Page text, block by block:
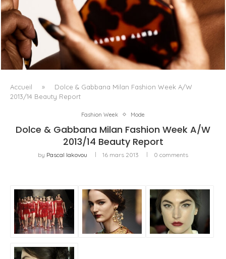
FENTY BEAUTY EXPLORE LA TEXTURE COMME LANGAGE
AVEC LE SUN STALK’R SOUFFLÉ...
Accueil »
Dolce & Gabbana Milan Fashion Week A/W
2013/14 Beauty Report
Fashion Week Mode
Dolce & Gabbana Milan Fashion Week A/W
2013/14 Beauty Report
by Pascal Iakovou 16 mars 2013 0 comments